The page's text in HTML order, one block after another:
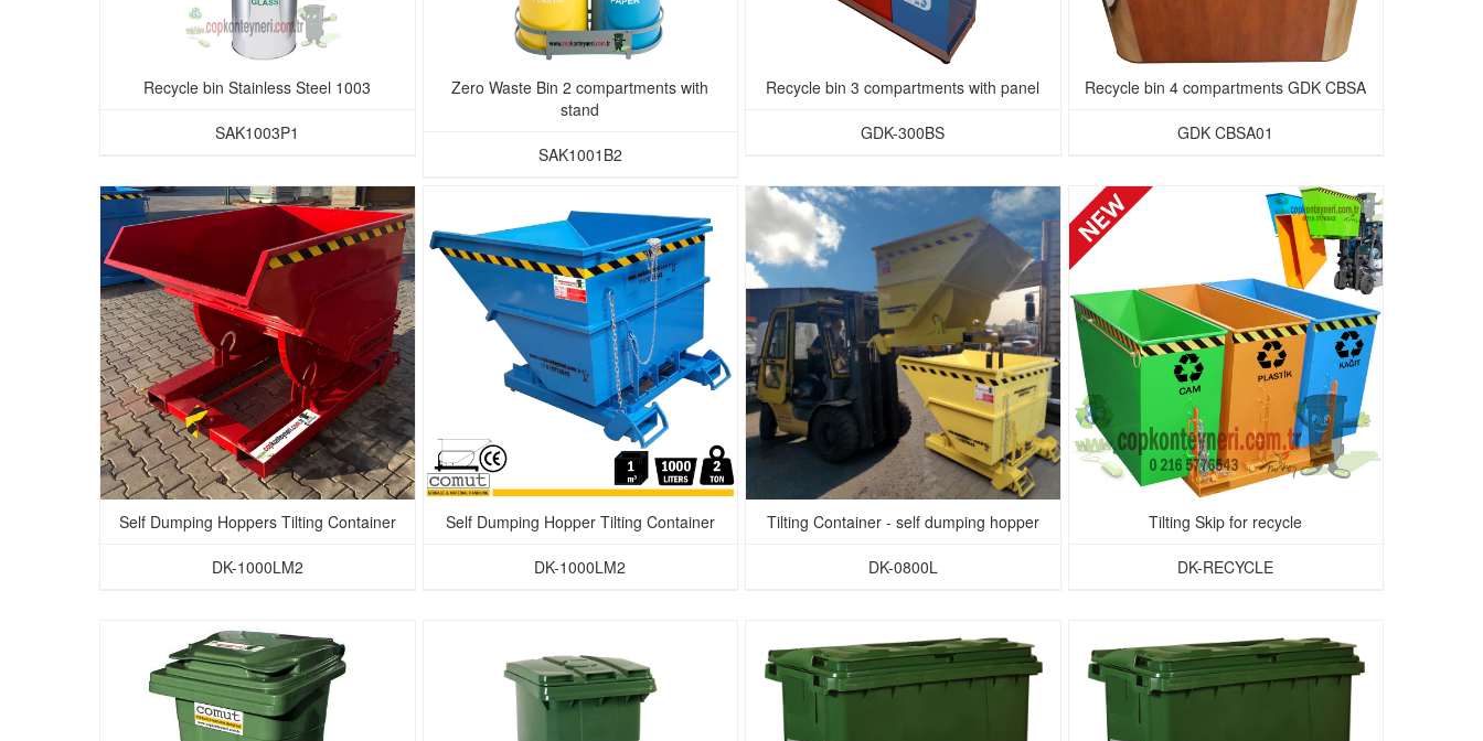
Recycle bin Stainless Steel 1003
SAK1003P1
Zero Waste Bin 2 compartments with
stand
SAK1001B2
Recycle bin 3 compartments with panel
GDK-300BS
Recycle bin 4 compartments GDK CBSA
GDK CBSA01
Self Dumping Hoppers Tilting Container
DK-1000LM2
Self Dumping Hopper Tilting Container
DK-1000LM2
Tilting Container - self dumping hopper
DK-0800L
Tilting Skip for recycle
DK-RECYCLE